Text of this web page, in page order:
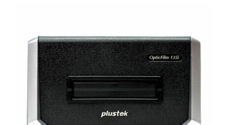
Dia-Digitalisierer – Alte Filme und
Diaaufnahmen endlich auf dem PC:
Plustek OpticFilm 135i